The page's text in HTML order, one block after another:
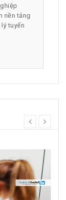
nền tảng
tuyển
prev